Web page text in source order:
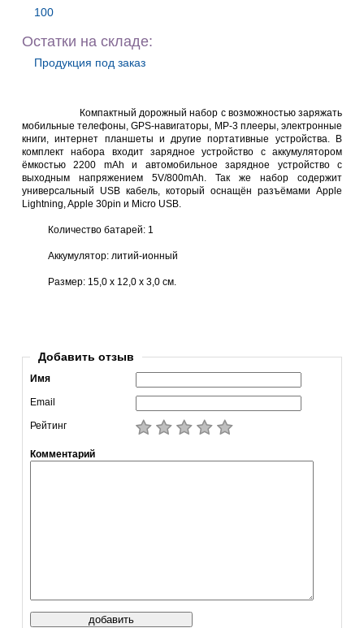
100
Остатки на складе:
Продукция под заказ
Компактный дорожный набор с возможностью заряжать
мобильные телефоны, GPS-навигаторы, МР-3 плееры, электронные
книги, интернет планшеты и другие портативные устройства. В
комплект набора входит зарядное устройство с аккумулятором
ёмкостью 2200 mAh и автомобильное зарядное устройство с
выходным напряжением 5V/800mAh. Так же набор содержит
универсальный USB кабель, который оснащён разъёмами Apple
Lightning, Apple 30pin и Micro USB.
Количество батарей: 1
Аккумулятор: литий-ионный
Размер: 15,0 х 12,0 х 3,0 см.
Добавить отзыв
Имя
Email
Рейтинг
Комментарий